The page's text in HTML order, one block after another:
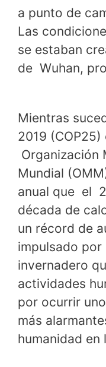
a punto de
Las
se estaban
de Wuhan,
Mientras
2019 (COP25)
Organización
Mundial
anual que el
década de
un récord de
impulsado
invernadero
actividades
por ocurrir
más
humanidad en